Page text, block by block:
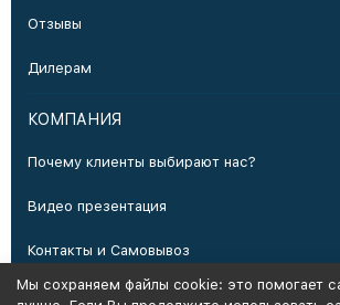
Отзывы
Дилерам
КОМПАНИЯ
Почему клиенты выбирают нас?
Видео презентация
Контакты и Самовывоз
Производство
Мы сохраняем файлы cookie: это помогает